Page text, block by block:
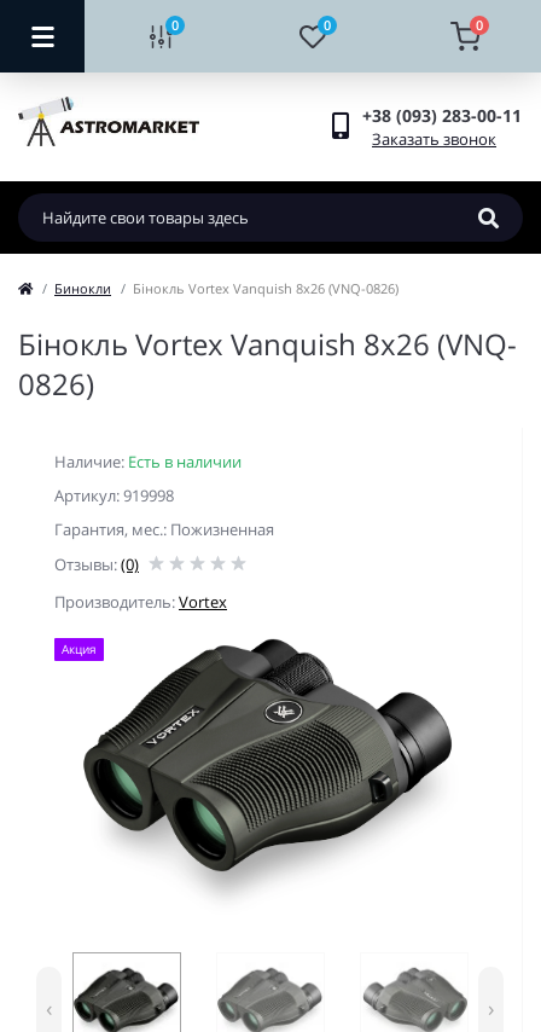
0 0 0
+38 (093) 283-00-11
Заказать звонок
Бинокли Бінокль Vortex Vanquish 8x26 (VNQ-0826)
Бінокль Vortex Vanquish 8x26 (VNQ-
0826)
Наличие: Есть в наличии
Артикул: 919998
Гарантия, мес.: Пожизненная
Отзывы:(0)
Производитель:Vortex
Акция
‹ ›